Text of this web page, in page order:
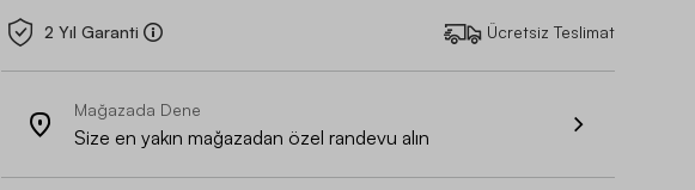
2 Yıl Garanti Ücretsiz Teslimat
Mağazada Dene
Size en yakın mağazadan özel randevu alın